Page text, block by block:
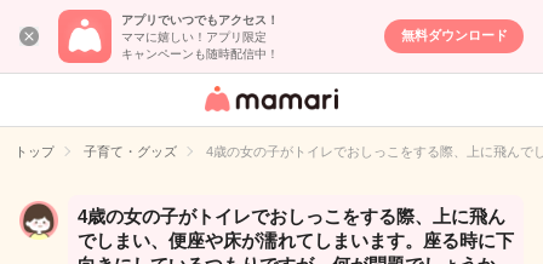
アプリでいつでもアクセス！
ママに嬉しい！アプリ限定
キャンペーンも随時配信中！
無料ダウンロード
女性専用匿名QA
イト
トップ 子育て・グッズ 4歳の女の子がトイレでおしっこをする際、上に飛ん
4歳の女の子がトイレでおしっこをする際、上に飛ん
でしまい、便座や床が濡れてしまいます。座る時に下